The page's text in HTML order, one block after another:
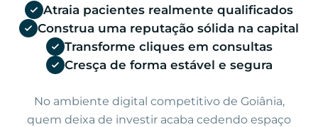
Atraia pacientes realmente qualificados
Construa uma reputação sólida na capital
Transforme cliques em consultas
Cresça de forma estável e segura
No ambiente digital competitivo de Goiânia,
quem deixa de investir acaba cedendo espaço